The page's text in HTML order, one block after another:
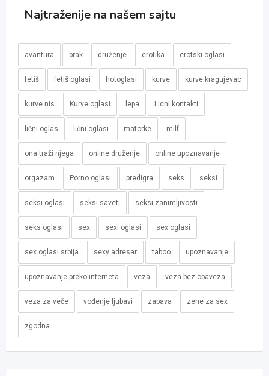
Najtraženije na našem sajtu
avantura brak druženje erotika erotski oglasi
fetiš fetiš oglasi hotoglasi kurve kurve kragujevac
kurve nis Kurve oglasi lepa Licni kontakti
lični oglas lični oglasi matorke milf
ona traži njega online druženje online upoznavanje
orgazam Porno oglasi predigra seks seksi
seksi oglasi seksi saveti seksi zanimljivosti
seks oglasi sex sexi oglasi sex oglasi
sex oglasi srbija sexy adresar taboo upoznavanje
upoznavanje preko interneta veza veza bez obaveza
veza za veče vođenje ljubavi zabava zene za sex
zgodna